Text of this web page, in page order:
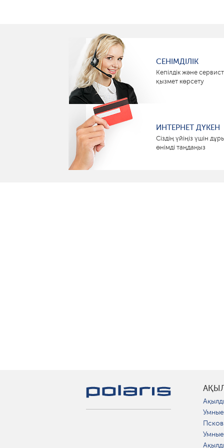
СЕНІМДІЛІК
Кепілдік және
қызмет көрсету
ИНТЕРНЕТ ДҮКЕН
Сіздің үйіңіз үшін
өнімді таңдаңыз
Псков